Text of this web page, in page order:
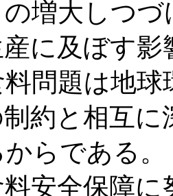
増大しつ
に及ぼす
問題は地
約と相互
らである。
安全保障